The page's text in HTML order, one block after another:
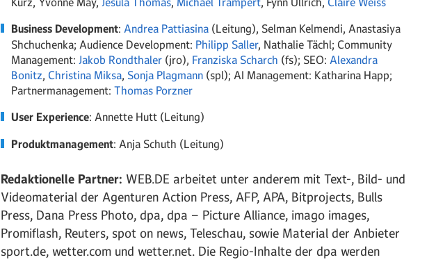
Business Development: Andrea Pattiasina (Leitung), Selman Kelmendi, Anastasiya
Shchuchenka; Audience Development: Philipp Saller, Nathalie Tächl; Community
Management: Jakob Rondthaler (jro), Franziska Scharch (fs); SEO: Alexandra
Bonitz, Christina Miksa, Sonja Plagmann (spl); AI Management: Katharina Happ;
Partnermanagement: Thomas Porzner
User Experience: Annette Hutt (Leitung)
Produktmanagement: Anja Schuth (Leitung)
Redaktionelle Partner: WEB.DE arbeitet unter anderem mit Text-, Bild- und
Videomaterial der Agenturen Action Press, AFP, APA, Bitprojects, Bulls
Press, Dana Press Photo, dpa, dpa – Picture Alliance, imago images,
Promiflash, Reuters, spot on news, Teleschau, sowie Material der Anbieter
sport.de, wetter.com und wetter.net. Die Regio-Inhalte der dpa werden